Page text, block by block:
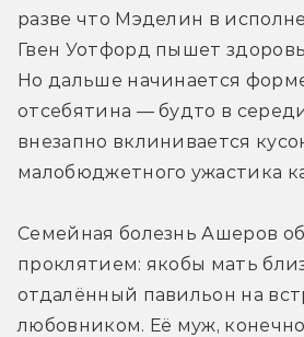
разве что Мэделин в
Гвен Уотфорд пышет
Но дальше начинается
отсебятина — будто в
внезапно вклинивается
малобюджетного ужастика
Семейная болезнь Ашеров
проклятием: якобы мать
отдалённый павильон на
любовником. Её муж,